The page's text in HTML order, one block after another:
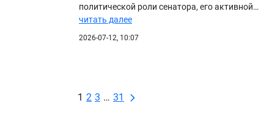
политической роли сенатора, его активной…
читать далее
2026-07-12, 10:07
1 2 3 … 31